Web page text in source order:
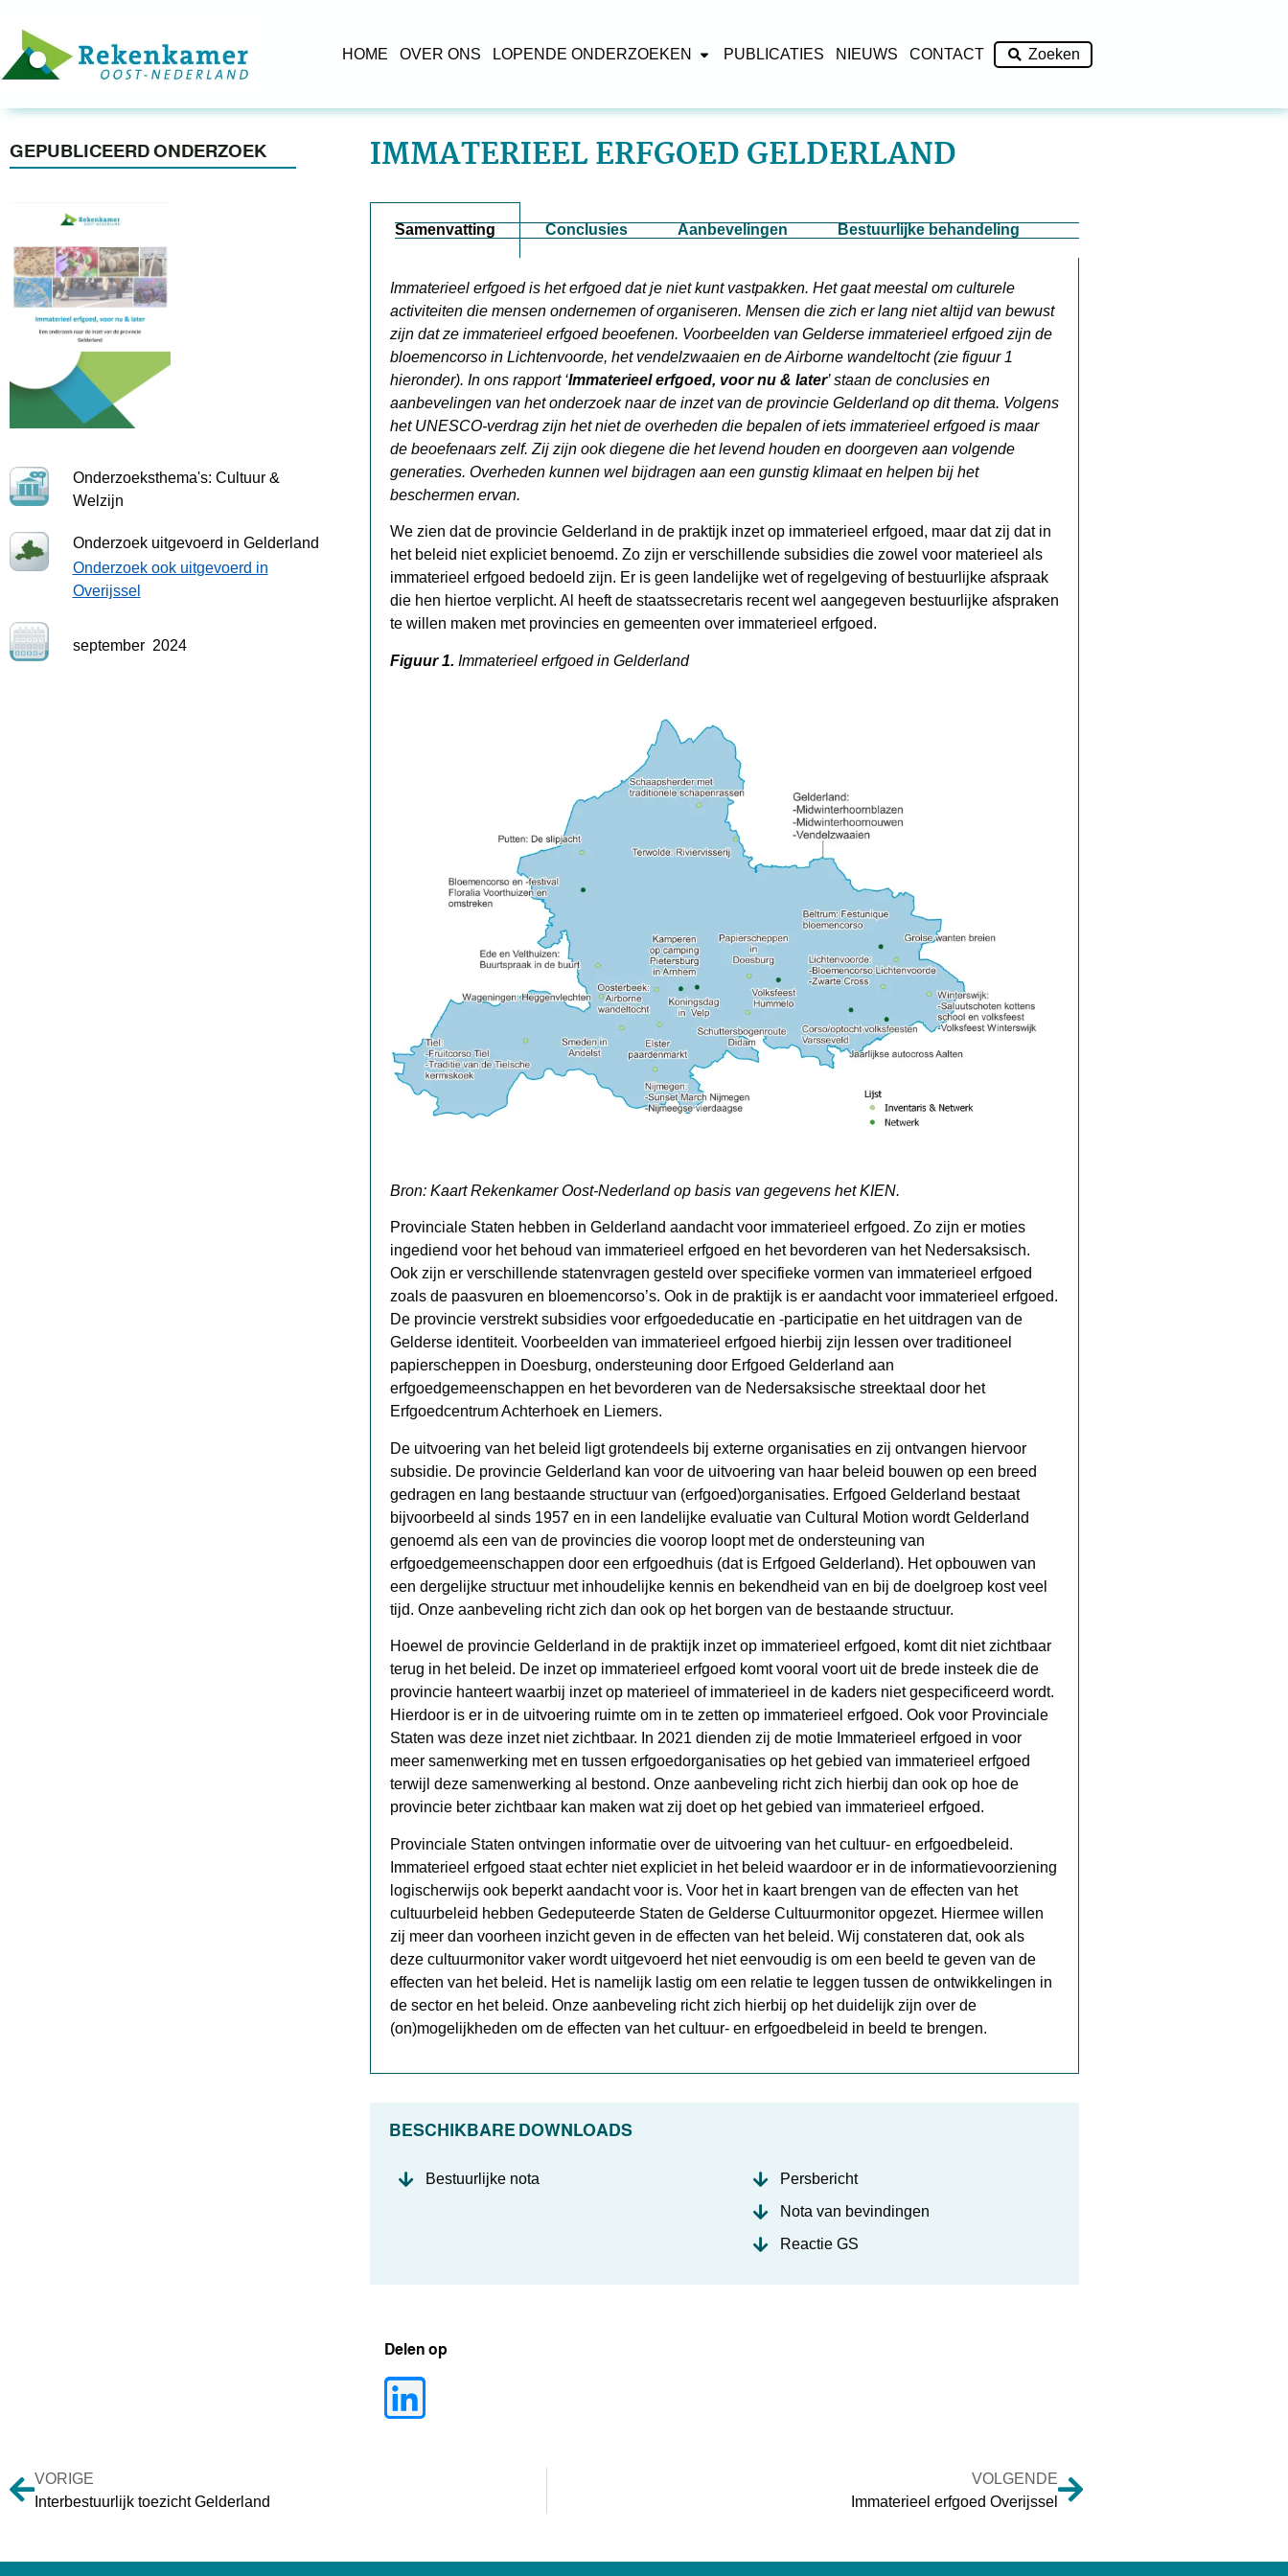
HOME OVER ONS LOPENDE ONDERZOEKEN PUBLICATIES NIEUWS CONTACT Zoeken
GEPUBLICEERD ONDERZOEK IMMATERIEEL ERFGOED GELDERLAND
Onderzoeksthema's: Cultuur &
Welzijn
Onderzoek uitgevoerd in Gelderland
Onderzoek ook uitgevoerd in
Overijssel
september 2024
Samenvatting Conclusies Aanbevelingen Bestuurlijke behandeling
Immaterieel erfgoed is het erfgoed dat je niet kunt vastpakken. Het gaat meestal om culturele
activiteiten die mensen ondernemen of organiseren. Mensen die zich er lang niet altijd van bewust
zijn dat ze immaterieel erfgoed beoefenen. Voorbeelden van Gelderse immaterieel erfgoed zijn de
bloemencorso in Lichtenvoorde, het vendelzwaaien en de Airborne wandeltocht (zie figuur 1
hieronder). In ons rapport ‘Immaterieel erfgoed, voor nu & later’ staan de conclusies en
aanbevelingen van het onderzoek naar de inzet van de provincie Gelderland op dit thema. Volgens
het UNESCO-verdrag zijn het niet de overheden die bepalen of iets immaterieel erfgoed is maar
de beoefenaars zelf. Zij zijn ook diegene die het levend houden en doorgeven aan volgende
generaties. Overheden kunnen wel bijdragen aan een gunstig klimaat en helpen bij het
beschermen ervan.
We zien dat de provincie Gelderland in de praktijk inzet op immaterieel erfgoed, maar dat zij dat in
het beleid niet expliciet benoemd. Zo zijn er verschillende subsidies die zowel voor materieel als
immaterieel erfgoed bedoeld zijn. Er is geen landelijke wet of regelgeving of bestuurlijke afspraak
die hen hiertoe verplicht. Al heeft de staatssecretaris recent wel aangegeven bestuurlijke afspraken
te willen maken met provincies en gemeenten over immaterieel erfgoed.
Figuur 1. Immaterieel erfgoed in Gelderland
Bron: Kaart Rekenkamer Oost-Nederland op basis van gegevens het KIEN.
Provinciale Staten hebben in Gelderland aandacht voor immaterieel erfgoed. Zo zijn er moties
ingediend voor het behoud van immaterieel erfgoed en het bevorderen van het Nedersaksisch.
Ook zijn er verschillende statenvragen gesteld over specifieke vormen van immaterieel erfgoed
zoals de paasvuren en bloemencorso’s. Ook in de praktijk is er aandacht voor immaterieel erfgoed.
De provincie verstrekt subsidies voor erfgoededucatie en -participatie en het uitdragen van de
Gelderse identiteit. Voorbeelden van immaterieel erfgoed hierbij zijn lessen over traditioneel
papierscheppen in Doesburg, ondersteuning door Erfgoed Gelderland aan
erfgoedgemeenschappen en het bevorderen van de Nedersaksische streektaal door het
Erfgoedcentrum Achterhoek en Liemers.
De uitvoering van het beleid ligt grotendeels bij externe organisaties en zij ontvangen hiervoor
subsidie. De provincie Gelderland kan voor de uitvoering van haar beleid bouwen op een breed
gedragen en lang bestaande structuur van (erfgoed)organisaties. Erfgoed Gelderland bestaat
bijvoorbeeld al sinds 1957 en in een landelijke evaluatie van Cultural Motion wordt Gelderland
genoemd als een van de provincies die voorop loopt met de ondersteuning van
erfgoedgemeenschappen door een erfgoedhuis (dat is Erfgoed Gelderland). Het opbouwen van
een dergelijke structuur met inhoudelijke kennis en bekendheid van en bij de doelgroep kost veel
tijd. Onze aanbeveling richt zich dan ook op het borgen van de bestaande structuur.
Hoewel de provincie Gelderland in de praktijk inzet op immaterieel erfgoed, komt dit niet zichtbaar
terug in het beleid. De inzet op immaterieel erfgoed komt vooral voort uit de brede insteek die de
provincie hanteert waarbij inzet op materieel of immaterieel in de kaders niet gespecificeerd wordt.
Hierdoor is er in de uitvoering ruimte om in te zetten op immaterieel erfgoed. Ook voor Provinciale
Staten was deze inzet niet zichtbaar. In 2021 dienden zij de motie Immaterieel erfgoed in voor
meer samenwerking met en tussen erfgoedorganisaties op het gebied van immaterieel erfgoed
terwijl deze samenwerking al bestond. Onze aanbeveling richt zich hierbij dan ook op hoe de
provincie beter zichtbaar kan maken wat zij doet op het gebied van immaterieel erfgoed.
Provinciale Staten ontvingen informatie over de uitvoering van het cultuur- en erfgoedbeleid.
Immaterieel erfgoed staat echter niet expliciet in het beleid waardoor er in de informatievoorziening
logischerwijs ook beperkt aandacht voor is. Voor het in kaart brengen van de effecten van het
cultuurbeleid hebben Gedeputeerde Staten de Gelderse Cultuurmonitor opgezet. Hiermee willen
zij meer dan voorheen inzicht geven in de effecten van het beleid. Wij constateren dat, ook als
deze cultuurmonitor vaker wordt uitgevoerd het niet eenvoudig is om een beeld te geven van de
effecten van het beleid. Het is namelijk lastig om een relatie te leggen tussen de ontwikkelingen in
de sector en het beleid. Onze aanbeveling richt zich hierbij op het duidelijk zijn over de
(on)mogelijkheden om de effecten van het cultuur- en erfgoedbeleid in beeld te brengen.
BESCHIKBARE DOWNLOADS
Bestuurlijke nota
Persbericht
Nota van bevindingen
Reactie GS
Delen op
VORIGE
Interbestuurlijk toezicht Gelderland
VOLGENDE
Immaterieel erfgoed Overijssel